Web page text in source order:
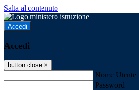
Salta al contenuto
Accedi
Accedi
button close ×
Nome Utente
Password